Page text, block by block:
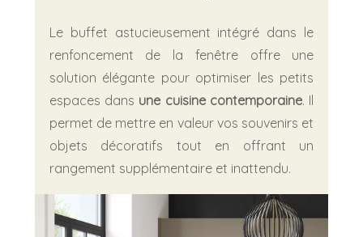
Le buffet astucieusement intégré dans le
renfoncement de la fenêtre offre une
solution élégante pour optimiser les petits
espaces dans une cuisine contemporaine. Il
permet de mettre en valeur vos souvenirs et
objets décoratifs tout en offrant un
rangement supplémentaire et inattendu.